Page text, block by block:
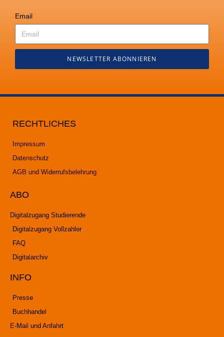
Email
NEWSLETTER ABONNIEREN
RECHTLICHES
Impressum
Datenschutz
AGB und Widerrufsbelehrung
ABO
Digitalzugang Studierende
Digitalzugang Vollzahler
FAQ
Digitalarchiv
INFO
Presse
Buchhandel
E-Mail und Anfahrt